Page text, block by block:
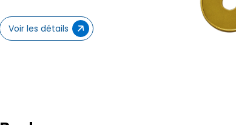
Voir les détails